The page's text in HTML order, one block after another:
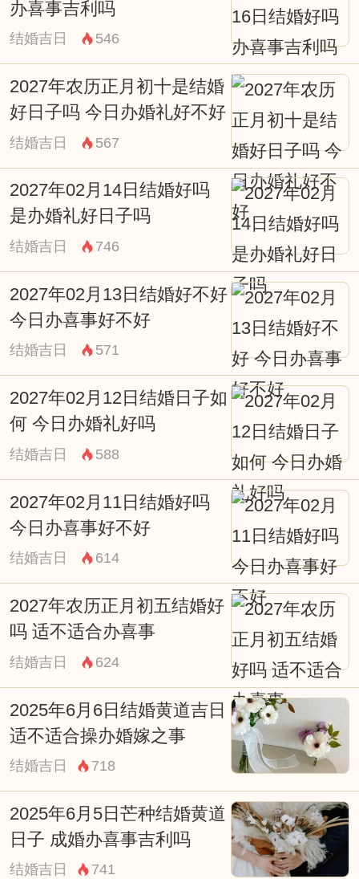
财神：正东
宜：祈福 求嗣 出行 求财 结婚 安葬 作灶 祭
祀
忌：上樑 盖屋 入殓
01:00-02:59 丑时
财神：正东
宜：祈福 求嗣 订婚 结婚 出行 求财 开业 提
车 安床 祭祀
忌：无
03:00-04:59 寅时
财神：正南
宜：订婚 结婚 安床 搬家 乔迁 装修 安葬 赴
任 见贵 出行 求财
忌：祈福 求嗣
财神：正南
宜：无
忌：诸事不宜
07:00-08:59 辰时
财神：东北
宜：祭祀 祈福 合脊 结婚 安葬
忌：装修 动土
09:00-10:59 巳时
财神：东北
宜：祈福 求嗣 订婚 结婚 求财 开业 提车 安
床
忌：赴任 出行
办喜事吉利吗
结婚吉日 546
2027年农历正月初十是结婚
好日子吗 今日办婚礼好不好
结婚吉日 567
2027年02月14日结婚好吗
是办婚礼好日子吗
结婚吉日 746
2027年02月13日结婚好不好
今日办喜事好不好
结婚吉日 571
2027年02月12日结婚日子如
何 今日办婚礼好吗
结婚吉日 588
2027年02月11日结婚好吗
今日办喜事好不好
结婚吉日 614
2027年农历正月初五结婚好
吗 适不适合办喜事
结婚吉日 624
2025年6月6日结婚黄道吉日
适不适合操办婚嫁之事
结婚吉日 718
2025年6月5日芒种结婚黄道
日子 成婚办喜事吉利吗
结婚吉日 741